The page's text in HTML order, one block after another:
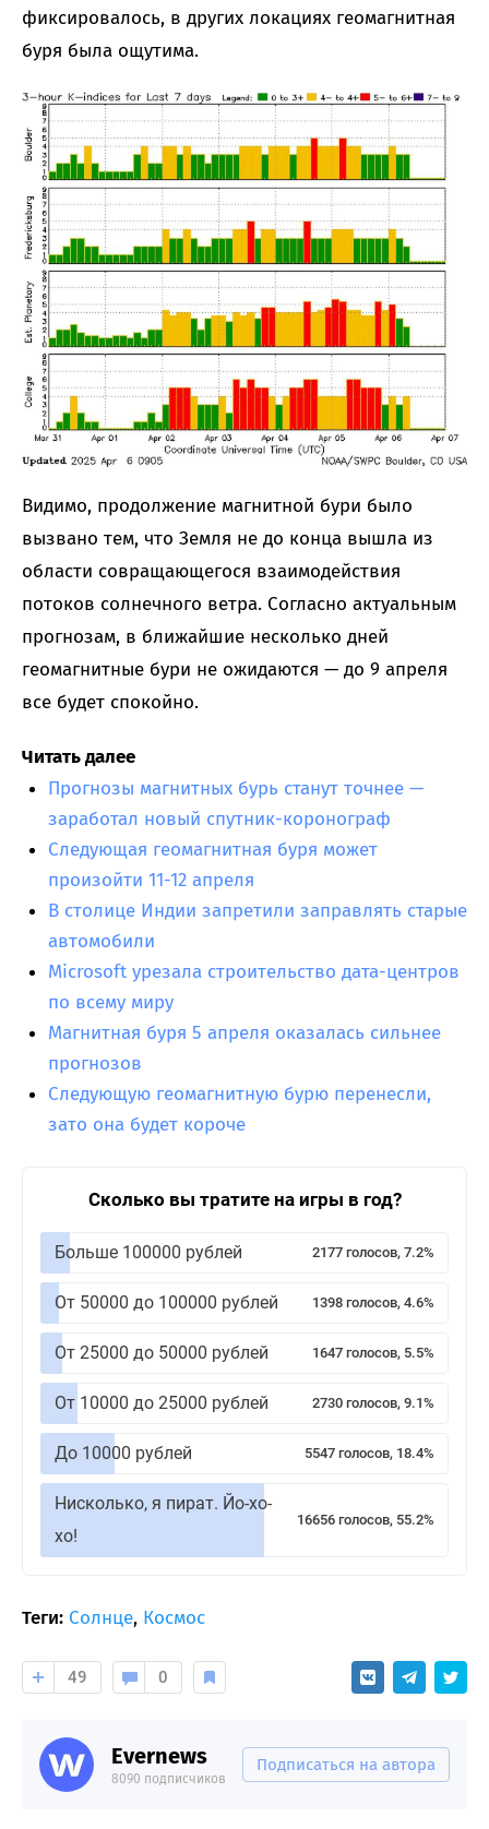
фиксировалось, в других локациях геомагнитная
буря была ощутима.
Видимо, продолжение магнитной бури было
вызвано тем, что Земля не до конца вышла из
области совращающегося взаимодействия
потоков солнечного ветра. Согласно актуальным
прогнозам, в ближайшие несколько дней
геомагнитные бури не ожидаются — до 9 апреля
все будет спокойно.
Читать далее
Прогнозы магнитных бурь станут точнее —
заработал новый спутник-коронограф
Следующая геомагнитная буря может
произойти 11-12 апреля
В столице Индии запретили заправлять старые
автомобили
Microsoft урезала строительство дата-центров
по всему миру
Магнитная буря 5 апреля оказалась сильнее
прогнозов
Следующую геомагнитную бурю перенесли,
зато она будет короче
Сколько вы тратите на игры в год?
Больше 100000 рублей 2177 голосов, 7.2%
От 50000 до 100000 рублей 1398 голосов, 4.6%
От 25000 до 50000 рублей 1647 голосов, 5.5%
От 10000 до 25000 рублей 2730 голосов, 9.1%
До 10000 рублей 5547 голосов, 18.4%
Нисколько, я пират. Йо-хо-
хо!
16656 голосов, 55.2%
Теги: Солнце, Космос
49 0
Evernews
8090 подписчиков
Подписаться на автора